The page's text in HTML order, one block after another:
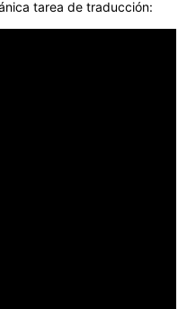
tarea de traducción: